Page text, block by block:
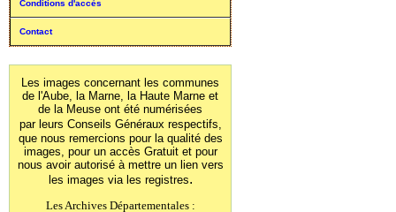
Conditions d'accès
Contact
Les images concernant les communes
de l'Aube, la Marne, la Haute Marne et
de la Meuse ont été numérisées
par leurs Conseils Généraux respectifs,
que nous remercions pour la qualité des
images, pour un accès Gratuit et pour
nous avoir autorisé à mettre un lien vers
les images via les registres.
Les Archives Départementales :